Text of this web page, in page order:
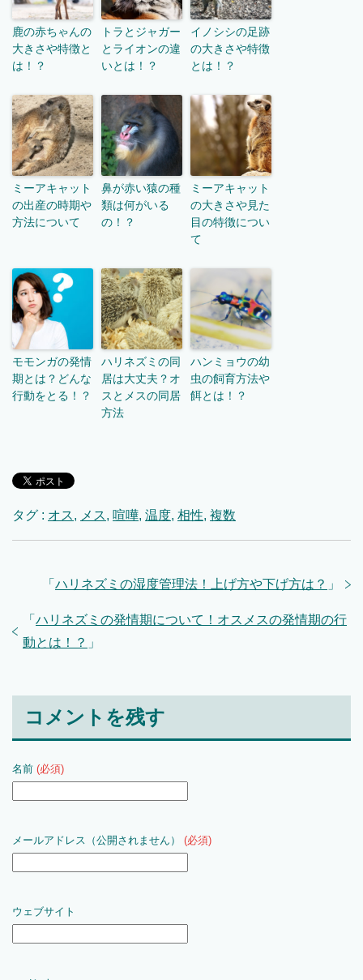
鹿の赤ちゃんの
大きさや特徴と
は！？
トラとジャガー
とライオンの違
いとは！？
イノシシの足跡
の大きさや特徴
とは！？
ミーアキャット
の出産の時期や
方法について
鼻が赤い猿の種
類は何がいる
の！？
ミーアキャット
の大きさや見た
目の特徴につい
て
モモンガの発情
期とは？どんな
行動をとる！？
ハリネズミの同
居は大丈夫？オ
スとメスの同居
方法
ハンミョウの幼
虫の飼育方法や
餌とは！？
タグ : オス, メス, 喧嘩, 温度, 相性, 複数
「 ハリネズミの湿度管理法！上げ方や下げ方は？ 」
「 ハリネズミの発情期について！オスメスの発情期の行
動とは！？ 」
コメントを残す
名前 (必須)
メールアドレス（公開されません） (必須)
ウェブサイト